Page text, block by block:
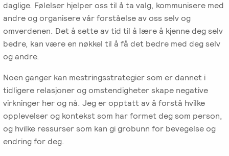
Videreutdanning
parterapi
foreldrekurs
Ofte
stilte
spørsmål
om
daglige. Følelser hjelper oss til å ta valg, kommunisere med
andre og organisere vår forståelse av oss selv og
omverdenen. Det å sette av tid til å lære å kjenne deg selv
bedre, kan være en nøkkel til å få det bedre med deg selv
og andre.
Noen ganger kan mestringsstrategier som er dannet i
tidligere relasjoner og omstendigheter skape negative
virkninger her og nå. Jeg er opptatt av å forstå hvilke
opplevelser og kontekst som har formet deg som person,
og hvilke ressurser som kan gi grobunn for bevegelse og
endring for deg.